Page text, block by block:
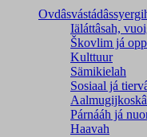
Iäláttâsah,
Škovlim já
Kulttuur
Sämikielah
Sosiaal já
Párnááh já
Haavah